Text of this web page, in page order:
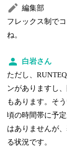
編集部
フレックス制で
ね。
白岩さん
ただし、
ンがありますし
もあります。そ
頃の時間帯に予
はありませんが
る状況です。